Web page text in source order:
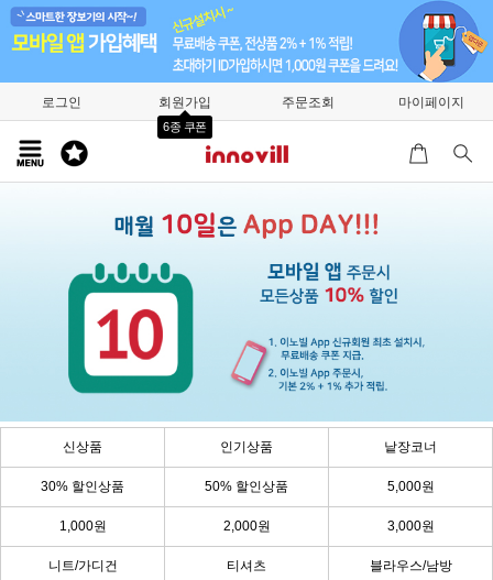
로그인 회원가입
6종 쿠폰
주문조회 마이페이지
신상품 인기상품 낱장코너
30% 할인상품 50% 할인상품 5,000원
1,000원 2,000원 3,000원
니트/가디건 티셔츠 블라우스/남방